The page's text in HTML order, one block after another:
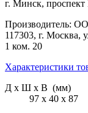
г. Минск,
Производитель:
117303, г. Москва,
1 ком. 20
Характеристики
Д х Ш х В (мм)
97 х 40 х 87